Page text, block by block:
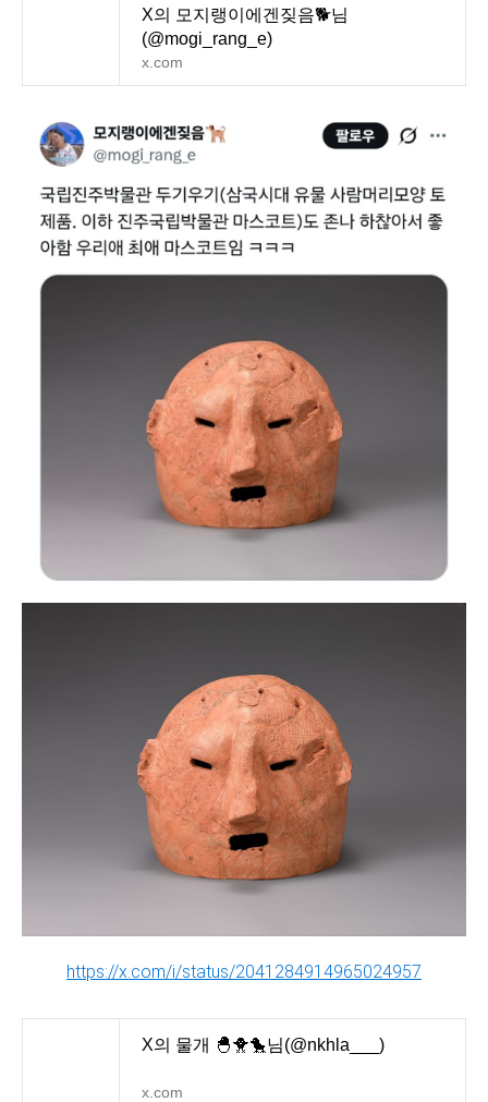
X의 모지랭이에겐짖음🐕님
(@mogi_rang_e)
x.com
https://x.com/i/status/2041284914965024957
X의 물개 🐣🐥🐤님(@nkhla___)
x.com